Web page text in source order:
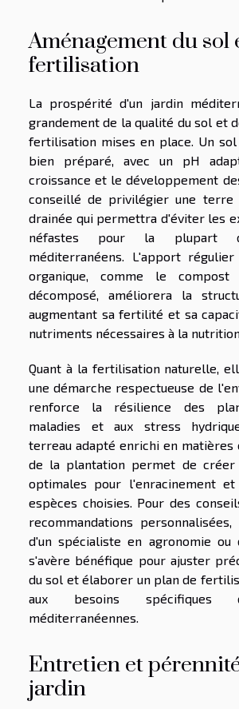
Aménagement du sol
fertilisation
La prospérité d'un jardin
grandement de la qualité du sol et
fertilisation mises en place. Un
bien préparé, avec un pH
croissance et le développement
conseillé de privilégier une
drainée qui permettra d'éviter les
néfastes pour la plupart
méditerranéens. L'apport régulier
organique, comme le
décomposé, améliorera la
augmentant sa fertilité et sa
nutriments nécessaires à la
Quant à la fertilisation naturelle,
une démarche respectueuse de
renforce la résilience des
maladies et aux stress
terreau adapté enrichi en matières
de la plantation permet de créer
optimales pour l'enracinement
espèces choisies. Pour des
recommandations
d'un spécialiste en agronomie ou
s'avère bénéfique pour ajuster
du sol et élaborer un plan de
aux besoins spécifiques
méditerranéennes.
Entretien et
jardin